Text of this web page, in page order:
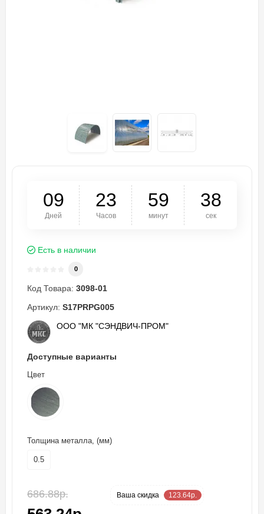
09
Дней
23
Часов
59
минут
38
сек
Есть в наличии
0
Код Товара: 3098-01
Артикул: S17PRPG005
ООО "МК "СЭНДВИЧ-ПРОМ"
Доступные варианты
Цвет
Толщина металла, (мм)
0.5
686.88р. Ваша cкидка 123.64р.